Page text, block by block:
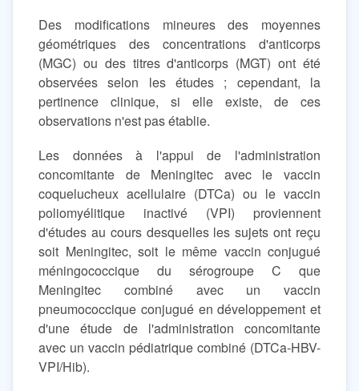
Des modifications mineures des moyennes
géométriques des concentrations d'anticorps
(MGC) ou des titres d'anticorps (MGT) ont été
observées selon les études ; cependant, la
pertinence clinique, si elle existe, de ces
observations n'est pas établie.
Les données à l'appui de l'administration
concomitante de Meningitec avec le vaccin
coquelucheux acellulaire (DTCa) ou le vaccin
poliomyélitique inactivé (VPI) proviennent
d'études au cours desquelles les sujets ont reçu
soit Meningitec, soit le même vaccin conjugué
méningococcique du sérogroupe C que
Meningitec combiné avec un vaccin
pneumococcique conjugué en développement et
d'une étude de l'administration concomitante
avec un vaccin pédiatrique combiné (DTCa-HBV-
VPI/Hib).